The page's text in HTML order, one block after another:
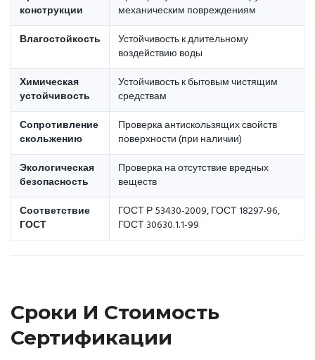
конструкции
механическим повреждениям
Влагостойкость
Устойчивость к длительному
воздействию воды
Химическая
устойчивость
Устойчивость к бытовым чистящим
средствам
Сопротивление
скольжению
Проверка антискользящих свойств
поверхности (при наличии)
Экологическая
безопасность
Проверка на отсутствие вредных
веществ
Соответствие
ГОСТ
ГОСТ Р 53430-2009, ГОСТ 18297-96,
ГОСТ 30630.1.1-99
Сроки И Стоимость
Сертификации